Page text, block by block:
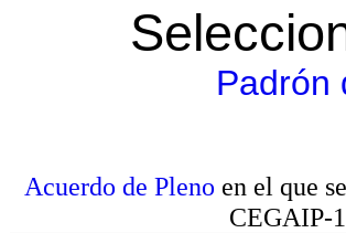
Padrón
Acuerdo de Pleno en el que
CEGAIP-